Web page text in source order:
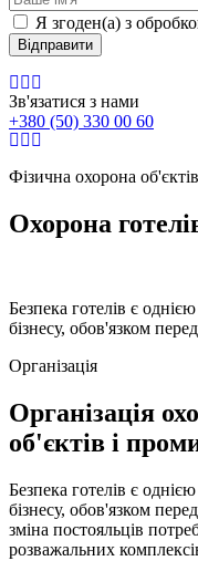
Я згоден(а) з
Відправити
Зв'язатися з нами
+380 (50) 330 00 60
Фізична охорона об'єктів
Охорона
Безпека готелів є
бізнесу, обов'язком
Організація
Організація
об'єктів і
Безпека готелів є
бізнесу, обов'язком
зміна постояльців
розважальних